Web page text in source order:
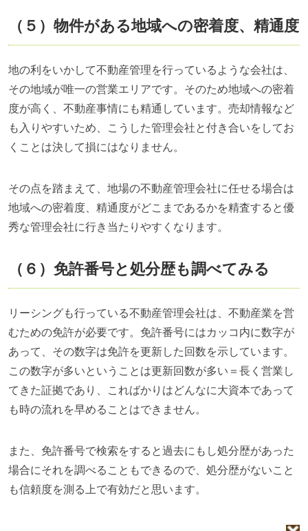
（５）物件がある地域への密着度、精通度
地の利をいかして不動産管理を行っているような会社は、
その地域が唯一の営業エリアです。そのため地域への密着
度が高く、不動産事情にも精通しています。売却情報など
も入りやすいため、こうした管理会社と付き合いをしてお
くことは決して損にはなりません。
その点を踏まえて、地場の不動産管理会社に任せる場合は
地域への密着度、精通度がどこまであるかを精査すると優
秀な管理会社に行き当たりやすくなります。
（６）免許番号と処分歴も調べてみる
リーシングも行っている不動産管理会社は、不動産業を営
むための免許が必要です。免許番号にはカッコ内に数字が
あって、その数字は免許を更新した回数を示しています。
この数字が多いということは更新回数が多い＝長く営業し
てきた証拠であり、こればかりはどんなに大資本であって
も時の流れを早めることはできません。
また、免許番号で検索をすると過去にもし処分歴があった
場合にそれを調べることもできるので、処分歴がないこと
も信頼度を測る上で有効だと思います。